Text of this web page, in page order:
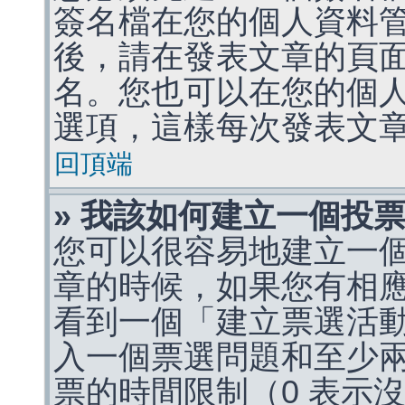
簽名檔在您的個人資料
後，請在發表文章的頁
名。您也可以在您的個
選項，這樣每次發表文
回頂端
» 我該如何建立一個投
您可以很容易地建立一
章的時候，如果您有相
看到一個「建立票選活
入一個票選問題和至少
票的時間限制（0 表示